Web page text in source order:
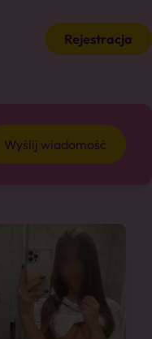
Rejestracja
Wyślij wiadomość